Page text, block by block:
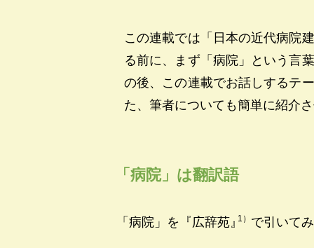
この連載では「日本の近代病院
る前に、まず「病院」という言
の後、この連載でお話しするテ
た、筆者についても簡単に紹介
「病院」は翻訳語
「病院」を『広辞苑』 1） で引いて